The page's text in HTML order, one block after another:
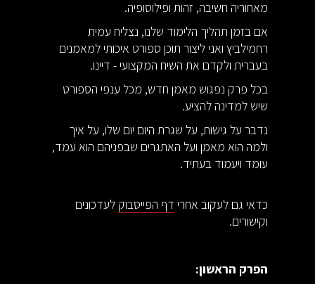
מאחוריה חשיבה, זהות ופילוסופיה.
אם בזמן תהליך הלימוד שלנו, נצליח עמית
רחמילביץ ואני ליצור תוכן ספורט איכותי למאמנים
בעברית ולקדם את השיח המקצועי - דיינו.
בכל פרק נפגוש מאמן חדש, מכל ענפי הספורט
שיש למדינה להציע.
נדבר על גישות, על שגרת היום יום שלו, על איך
ולמה הוא מאמן ועל האתגרים שבפניהם הוא עמד,
עומד ויעמוד בעתיד.
כדאי גם לעקוב אחרי דף הפייסבוק לעדכונים
וקישורים.
הפרק הראשון: